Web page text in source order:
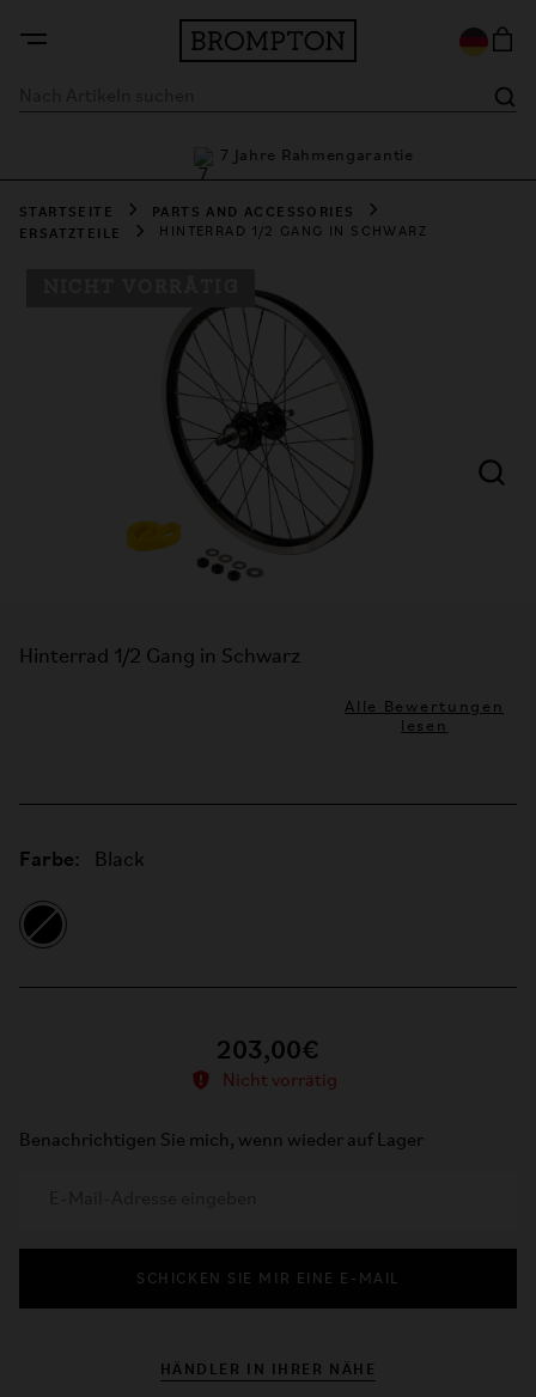
7 Jahre Rahmengarantie
STARTSEITE
PARTS AND ACCESSORIES
ERSATZTEILE
HINTERRAD 1/2 GANG IN SCHWARZ
Hinterrad 1/2 Gang in Schwarz
Alle Bewertungen
lesen
Farbe: Black
203,00€
Nicht vorrätig
Benachrichtigen Sie mich, wenn wieder auf Lager
SCHICKEN SIE MIR EINE E-MAIL
HÄNDLER IN IHRER NÄHE